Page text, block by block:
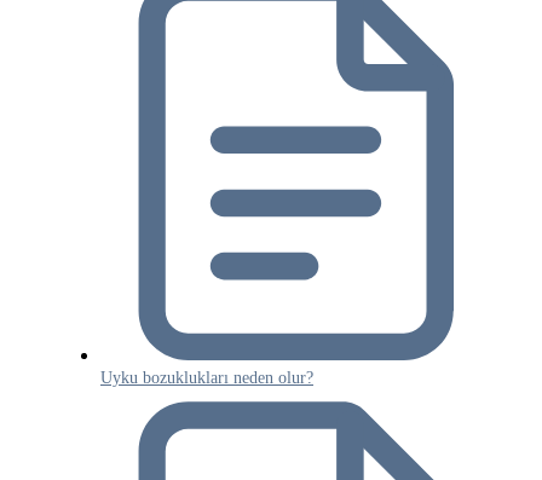
Uyku bozuklukları neden olur?